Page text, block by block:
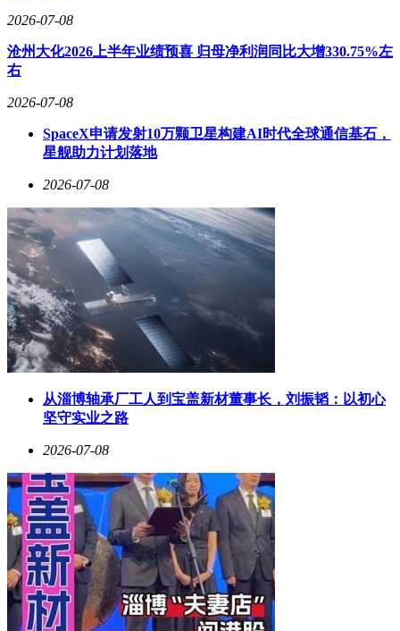
2026-07-08
沧州大化2026上半年业绩预喜 归母净利润同比大增330.75%左
右
2026-07-08
SpaceX申请发射10万颗卫星构建AI时代全球通信基石，
星舰助力计划落地
2026-07-08
从淄博轴承厂工人到宝盖新材董事长，刘振韬：以初心
坚守实业之路
2026-07-08